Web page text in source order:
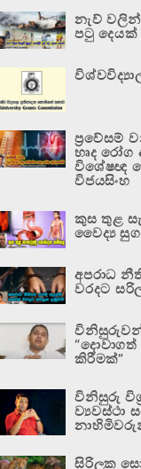
නැව්
පටු
ප්‍රවේසම්
හෘද රෝග
විශේෂඥ
විජයසිංහ
කුස තුළ
වෛද්‍ය
අපරාධ
වරදට
කිරීමක්”
විනිසුරු
ව්‍යවස්ථා
සිරිලක